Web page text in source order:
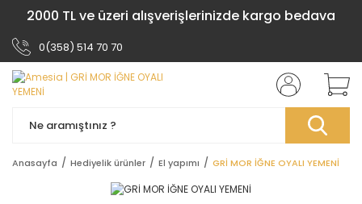
2000 TL ve üzeri alışverişlerinizde kargo bedava
0(358) 514 70 70
Anasayfa Hediyelik ürünler El yapımı GRİ MOR İĞNE OYALI YEMENİ